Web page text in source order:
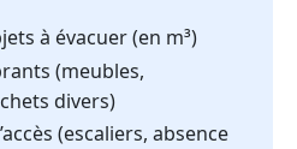
à évacuer (en m³)
(meubles,
divers)
(escaliers, absence